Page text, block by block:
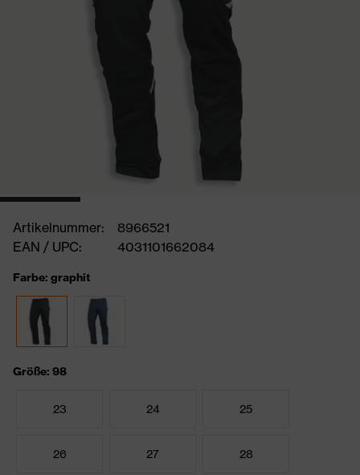
Artikelnummer:
8966521
EAN / UPC:
4031101662084
Farbe: graphit
Größe: 98
23 24 25
26 27 28